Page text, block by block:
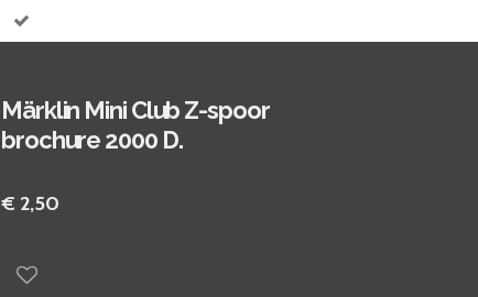
Märklin Mini Club Z-spoor
brochure 2000 D.
€ 2,50